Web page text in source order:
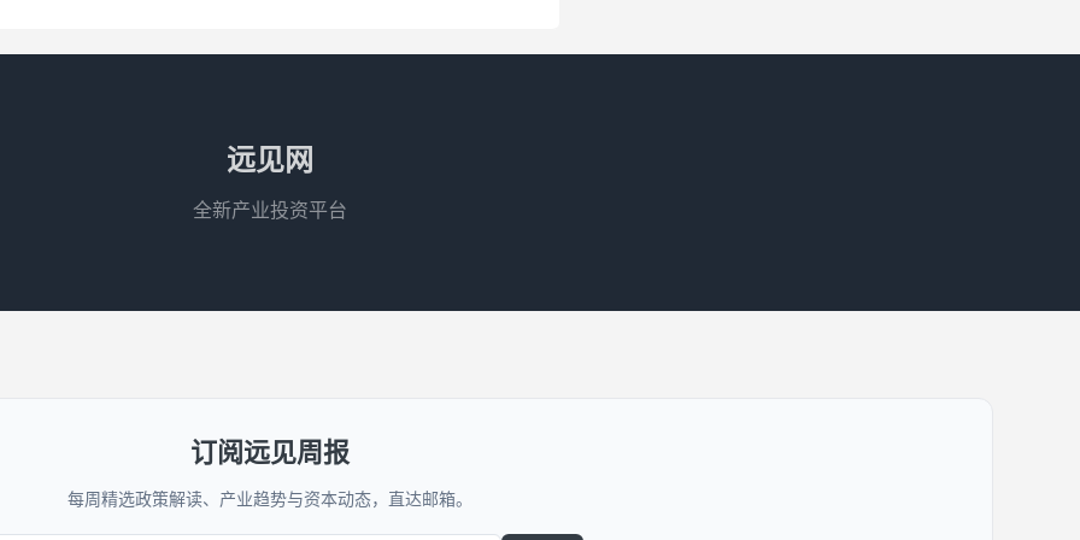
远见网
全新产业投资平台
订阅远见周报
每周精选政策解读、产业趋势与资本动态，直达邮箱。